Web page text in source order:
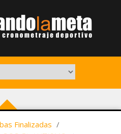
Finalizadas /